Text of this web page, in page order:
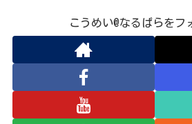
こうめい@なるぱらをフ